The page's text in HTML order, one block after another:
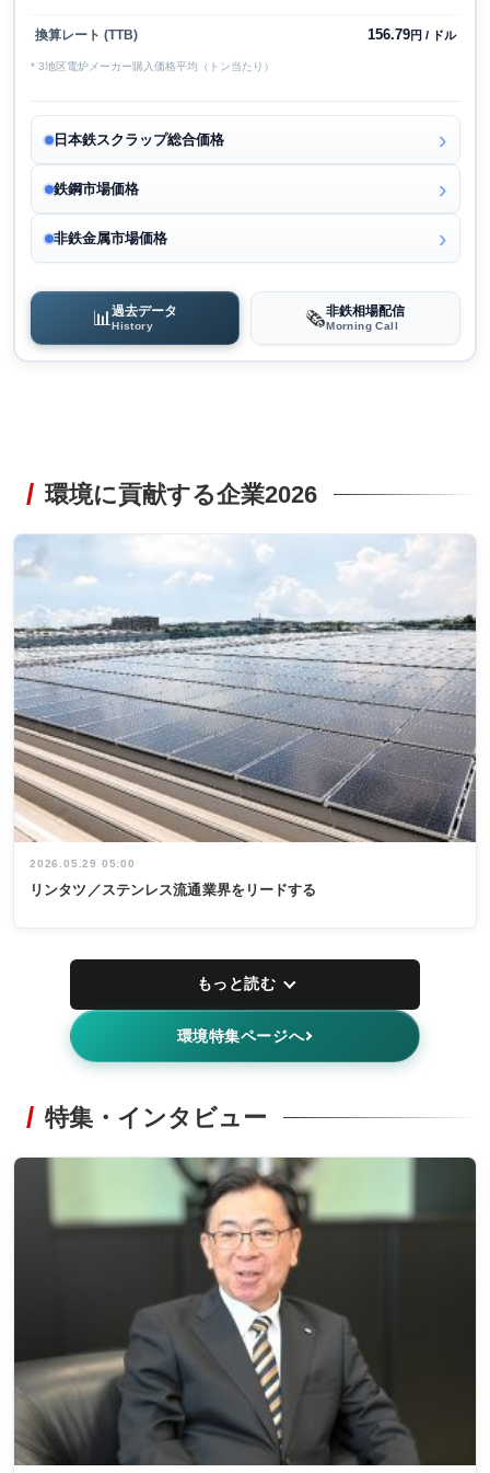
換算レート (TTB) 156.79円 / ドル
* 3地区電炉メーカー購入価格平均（トン当たり）
日本鉄スクラップ総合価格
鉄鋼市場価格
非鉄金属市場価格
📊過去データ
History 🗞️非鉄相場配信
Morning Call
環境に貢献する企業2026
2026.05.29 05:00
リンタツ／ステンレス流通業界をリードする
もっと読む
環境特集ページへ
特集・インタビュー